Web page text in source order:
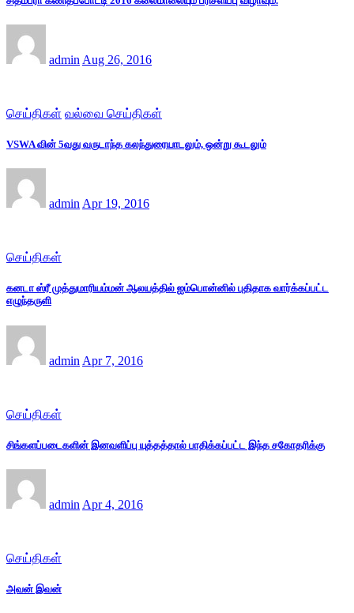
admin Aug 26, 2016
செய்திகள் வல்வை செய்திகள்
VSWA வின் 5வது வருடாந்த கலந்துரையாடலும், ஒன்று கூடலும்
admin Apr 19, 2016
செய்திகள்
கனடா ஸ்ரீ முத்துமாரியம்மன் ஆலயத்தில் ஐம்பொன்னில் புதிதாக வார்க்கப்பட்ட
எழுந்தருளி
admin Apr 7, 2016
செய்திகள்
சிங்களப்படைகளின் இனவளிப்பு யுத்தத்தால் பாதிக்கப்பட்ட இந்த சகோதரிக்கு
admin Apr 4, 2016
செய்திகள்
அவன் இவன்